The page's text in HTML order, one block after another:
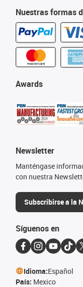
Nuestras formas
Awards
Newsletter
Manténgase
con nuestra
Subscribirse a la
Síguenos en
Idioma:Español
País: Mexico